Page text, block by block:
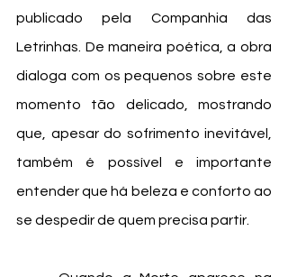
publicado pela Companhia das
Letrinhas. De maneira poética, a obra
dialoga com os pequenos sobre este
momento tão delicado, mostrando
que, apesar do sofrimento inevitável,
também é possível e importante
entender que há beleza e conforto ao
se despedir de quem precisa partir.